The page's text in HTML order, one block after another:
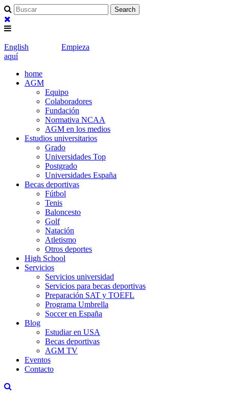
English
Empieza
aquí
home
AGM
Equipo
Colaboradores
Fundación
Normativa NCAA
AGM en los medios
Estudios universitarios
Grado
Universidades Top
Postgrado
Universidades España
Becas deportivas
Fútbol
Tenis
Baloncesto
Golf
Natación
Atletismo
Otros deportes
High School
Servicios
Servicios universidad
Servicios para becas deportivas
Preparación SAT y TOEFL
Programa Umbrella
Soccer en España
Blog
Estudiar en USA
Becas deportivas
AGM TV
Eventos
Contacto